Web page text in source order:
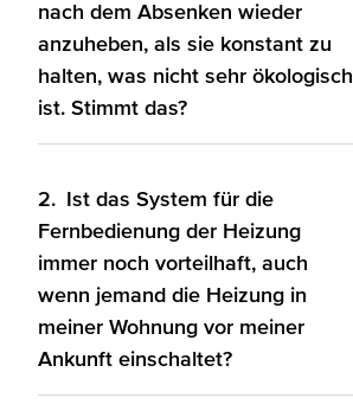
nach dem Absenken wieder
anzuheben, als sie konstant zu
halten, was nicht sehr ökologisch
ist. Stimmt das?
2.
Ist das System für die
Fernbedienung der Heizung
immer noch vorteilhaft, auch
wenn jemand die Heizung in
meiner Wohnung vor meiner
Ankunft einschaltet?